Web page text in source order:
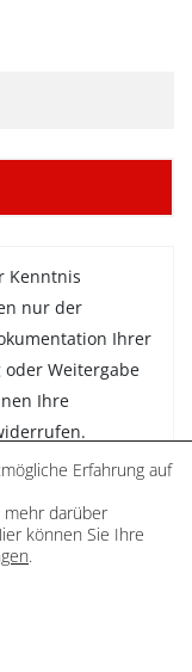
Kenntnis
nur der
Ihrer
Weitergabe
Ihre
Erfahrung auf
mehr darüber
können Sie Ihre
.